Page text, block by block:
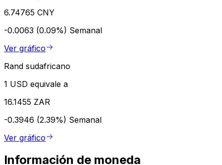
6.74765 CNY
-0.0063 (0.09%) Semanal
Ver gráfico
Rand sudafricano
1 USD equivale a
16.1455 ZAR
-0.3946 (2.39%) Semanal
Ver gráfico
Información de moneda